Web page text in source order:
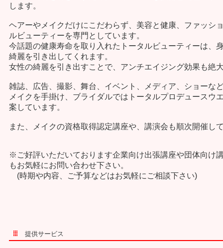
します。
ヘアーやメイクだけにこだわらず、美容と健康、ファッシ
ルビューティーを専門としています。
今話題の健康寿命を取り入れたトータルビューティーは、
綺麗を引き出してくれます。
女性の綺麗を引き出すことで、アンチエイジング効果も絶
雑誌、広告、撮影、舞台、イベント、メディア、ショーな
メイクを手掛け、 ブライダルではトータルプロデュースウ
案しています。
また、メイクの資格取得認定講座や、講演会も順次開催し
※ご好評いただいております企業向け出張講座や団体向け
もお気軽にお問い合わせ下さい。
(時期や内容、ご予算などはお気軽にご相談下さい)
提供サービス